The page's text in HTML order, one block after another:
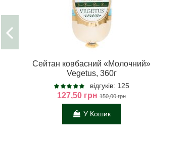
Сейтан ковбасний «Молочний»
Vegetus, 360г
відгуків: 125
127,50 грн 150,00 грн
У Кошик